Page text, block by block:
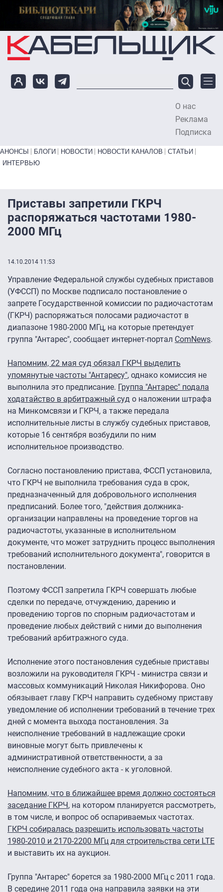
Перейти к основному содержанию
О нас
Реклама
Подписка
Primary links bottom
АНОНСЫ БЛОГИ НОВОСТИ НОВОСТИ КАНАЛОВ
СТАТЬИ
ИНТЕРВЬЮ
Приставы запретили ГКРЧ
распоряжаться частотами 1980-
2000 МГц
14.10.2014 11:53
Управление Федеральной службы судебных приставов
(УФССП) по Москве подписало постановление о
запрете Государственной комиссии по радиочастотам
(ГКРЧ) распоряжаться полосами радиочастот в
диапазоне 1980-2000 МГц, на которые претендует
группа "Антарес", сообщает интернет-портал ComNews.
Напомним, 22 мая суд обязал ГКРЧ выделить
упомянутые частоты "Антаресу", однако комиссия не
выполнила это предписание. Группа "Антарес" подала
ходатайство в арбитражный суд о наложении штрафа
на Минкомсвязи и ГКРЧ, а также передала
исполнительные листы в службу судебных приставов,
которые 16 сентября возбудили по ним
исполнительное производство.
Согласно постановлению пристава, ФССП установила,
что ГКРЧ не выполнила требования суда в срок,
предназначенный для добровольного исполнения
предписаний. Более того, "действия должника-
организации направлены на проведение торгов на
радиочастоты, указанные в исполнительном
документе, что может затруднить процесс выполнения
требований исполнительного документа", говорится в
постановлении.
Поэтому ФССП запретила ГКРЧ совершать любые
сделки по передаче, отчуждению, дарению и
проведению торгов по спорным радиочастотам и
проведение любых действий с ними до выполнения
требований арбитражного суда.
Исполнение этого постановления судебные приставы
возложили на руководителя ГКРЧ - министра связи и
массовых коммуникаций Николая Никифорова. Оно
обязывает главу ГКРЧ направить судебному приставу
уведомление об исполнении требований в течение трех
дней с момента выхода постановления. За
неисполнение требований в надлежащие сроки
виновные могут быть привлечены к
административной ответственности, а за
неисполнение судебного акта - к уголовной.
Напомним, что в ближайшее время должно состояться
заседание ГКРЧ , на котором планируется рассмотреть,
в том числе, и вопрос об оспариваемых частотах.
ГКРЧ собиралась разрешить использовать частоты
1980-2010 и 2170-2200 МГц для строительства сети LTE
и выставить их на аукцион.
Группа "Антарес" борется за 1980-2000 МГц с 2011 года.
В середине 2011 года она направила заявки на эти